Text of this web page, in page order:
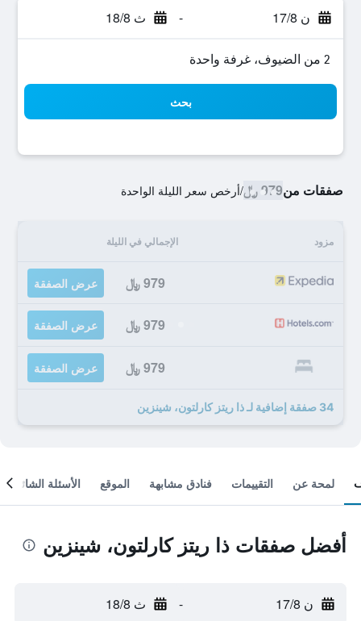
ن 17/8 - ث 18/8
2 من الضيوف، غرفة واحدة
بحث
صفقات من979 ﷼ /أرخص سعر الليلة الواحدة
مزود الإجمالي في الليلة
979 ﷼ عرض الصفقة
979 ﷼ عرض الصفقة
979 ﷼ عرض الصفقة
34 صفقة إضافية لـ ذا ريتز كارلتون، شينزين
لمحة عن التقييمات فنادق مشابهة الموقع الأسئلة الشائعة
أفضل صفقات ذا ريتز كارلتون، شينزين
ن 17/8 - ث 18/8